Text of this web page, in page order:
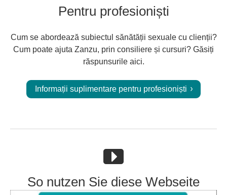
Pentru profesioniști
Cum se abordează subiectul sănătății sexuale cu clienții?
Cum poate ajuta Zanzu, prin consiliere și cursuri? Găsiți
răspunsurile aici.
Informații suplimentare pentru profesioniști
So nutzen Sie diese Webseite